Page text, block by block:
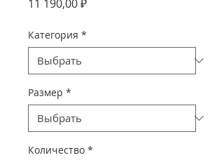
11 190,00 ₽
Категория *
Размер *
Количество *